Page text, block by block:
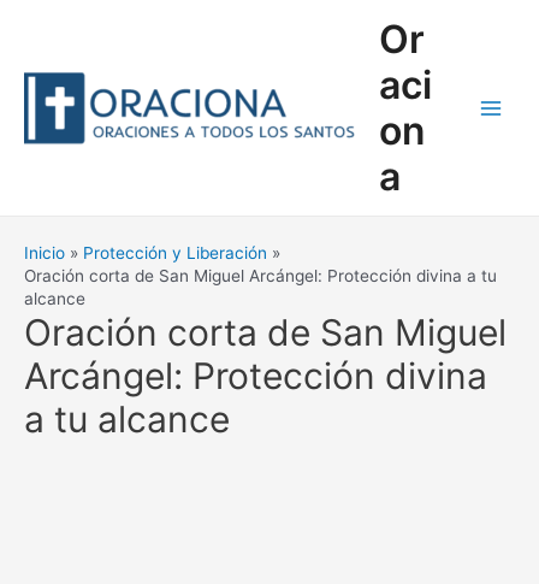
Or
aci
on
a
Inicio
Protección y Liberación
Oración corta de San Miguel Arcángel: Protección divina a tu
alcance
Oración corta de San Miguel
Arcángel: Protección divina
a tu alcance